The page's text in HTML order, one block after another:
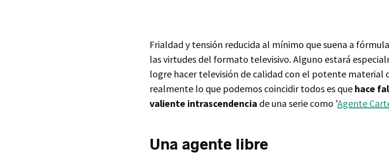
Frialdad y tensión reducida al mínimo que suena a
las virtudes del formato televisivo. Alguno estará
logre hacer televisión de calidad con el potente material
realmente lo que podemos coincidir todos es que hace
valiente intrascendencia de una serie como 'Agente
Una agente libre